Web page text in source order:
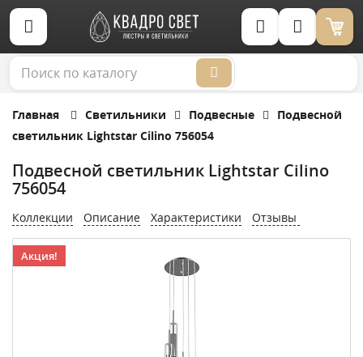
Корзина (0)
Главная Светильники Подвесные
Подвесной
светильник Lightstar Cilino 756054
Подвесной светильник Lightstar Cilino
756054
Коллекции Описание Характеристики Отзывы
Акция!